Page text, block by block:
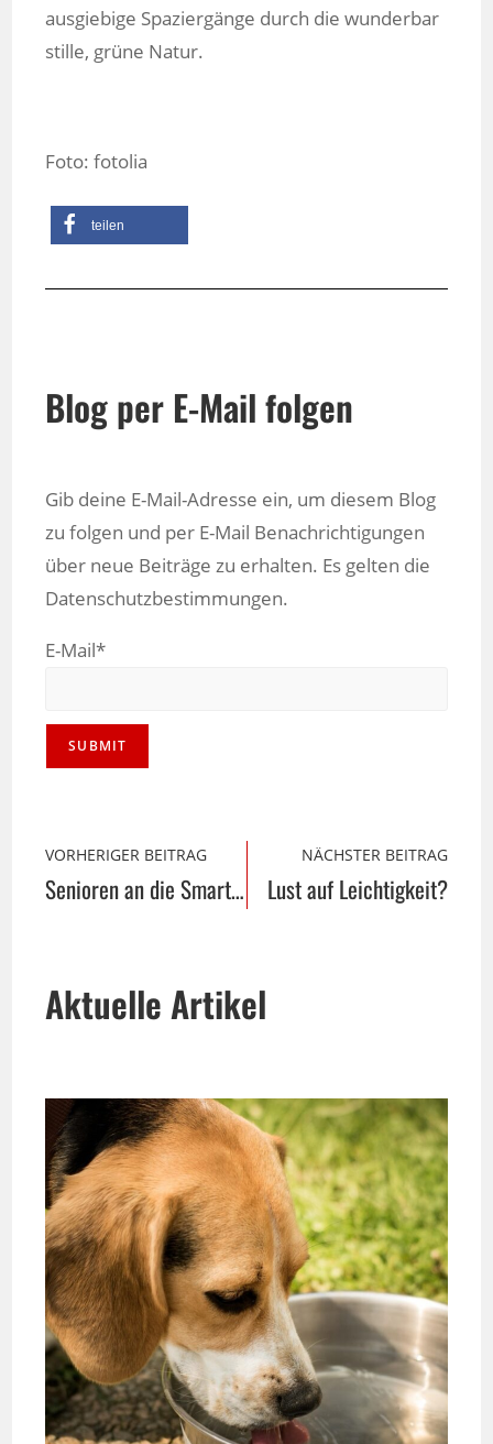
ausgiebige Spaziergänge durch die wunderbar
stille, grüne Natur.
Foto: fotolia
teilen
Blog per E-Mail folgen
Gib deine E-Mail-Adresse ein, um diesem Blog
zu folgen und per E-Mail Benachrichtigungen
über neue Beiträge zu erhalten. Es gelten die
Datenschutzbestimmungen.
E-Mail*
VORHERIGER BEITRAG
Senioren an die Smartphones
NÄCHSTER BEITRAG
Lust auf Leichtigkeit?
Aktuelle Artikel